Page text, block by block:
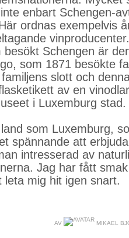
enbart Schengen-
ordnas exempelvis
besökt Schengen är
som 1871 besökte
slott och
av en
i Luxemburg stad.
som Luxemburg,
spännande att
intresserad av
Jag har fått
leta mig hit igen snart.
AV MIKAEL